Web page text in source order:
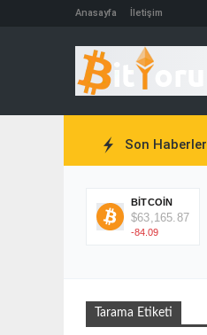
Anasayfa İletişim
Son Haberler
BITCOIN
$63,165.87
-84.09
Tarama Etiketi